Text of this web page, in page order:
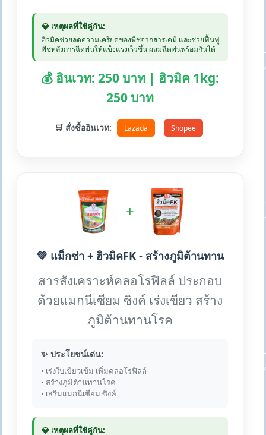
💎 เหตุผลที่ใช้คู่กัน:
ฮิวมิคช่วยลดความเครียดของพืชจากสารเคมี และช่วยฟื้นฟู
พืชหลังการฉีดพ่นให้แข็งแรงเร็วขึ้น ผสมฉีดพ่นพร้อมกันได้
💰 อินเวท: 250 บาท | ฮิวมิค 1kg:
250 บาท
🛒 สั่งซื้ออินเวท: Lazada Shopee
+
💚 แม็กซ่า + ฮิวมิคFK - สร้างภูมิต้านทาน
สารสังเคราะห์คลอโรฟิลล์ ประกอบ
ด้วยแมกนีเซียม ซิงค์ เร่งเขียว สร้าง
ภูมิต้านทานโรค
✨ ประโยชน์เด่น:
• เร่งใบเขียวเข้ม เพิ่มคลอโรฟิลล์
• สร้างภูมิต้านทานโรค
• เสริมแมกนีเซียม ซิงค์
💎 เหตุผลที่ใช้คู่กัน: